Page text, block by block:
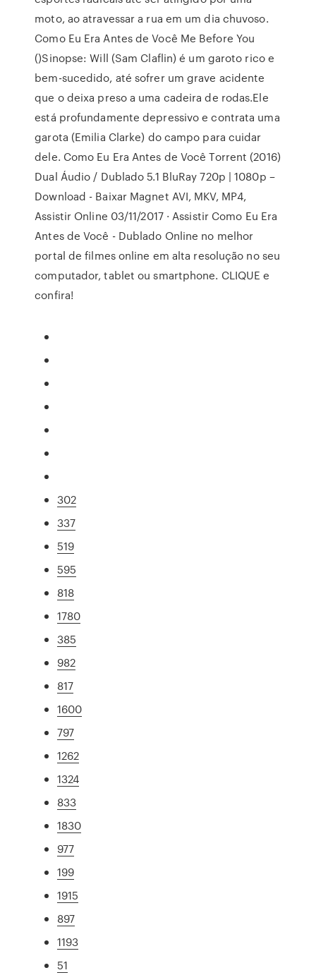
moto, ao atravessar a rua em um dia chuvoso.
Como Eu Era Antes de Você Me Before You
()Sinopse: Will (Sam Claflin) é um garoto rico e
bem-sucedido, até sofrer um grave acidente
que o deixa preso a uma cadeira de rodas.Ele
está profundamente depressivo e contrata uma
garota (Emilia Clarke) do campo para cuidar
dele. Como Eu Era Antes de Você Torrent (2016)
Dual Áudio / Dublado 5.1 BluRay 720p | 1080p –
Download - Baixar Magnet AVI, MKV, MP4,
Assistir Online 03/11/2017 · Assistir Como Eu Era
Antes de Você - Dublado Online no melhor
portal de filmes online em alta resolução no seu
computador, tablet ou smartphone. CLIQUE e
confira!
302
337
519
595
818
1780
385
982
817
1600
797
1262
1324
833
1830
977
199
1915
897
1193
51